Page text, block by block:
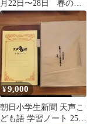
月22日〜28日 春の特
集号 計7誌 中受 自
宅学習
¥9,000
朝日小学生新聞 天声こ
ども語 学習ノート 25冊